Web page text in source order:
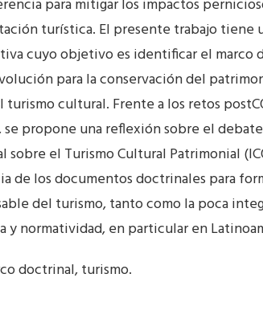
para mitigar los impactos
turística. El presente trabajo
cuyo objetivo es identificar el marco
para la conservación del
cultural. Frente a los retos
se propone una reflexión sobre el
el Turismo Cultural Patrimonial
de los documentos doctrinales para
del turismo, tanto como la poca
y normatividad, en particular en
doctrinal, turismo.